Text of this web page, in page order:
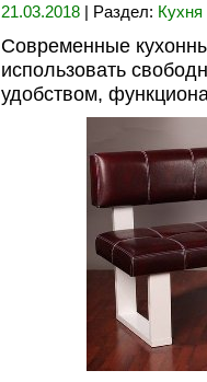
21.03.2018 | Раздел: Кухня
Современные
использовать
удобством,